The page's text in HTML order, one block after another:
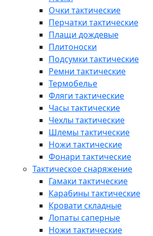
Очки тактические
Перчатки тактические
Плащи дождевые
Плитоноски
Подсумки тактические
Ремни тактические
Термобелье
Фляги тактические
Часы тактические
Чехлы тактические
Шлемы тактические
Ножи тактические
Фонари тактические
Тактическое снаряжение
Гамаки тактические
Карабины тактические
Кровати складные
Лопаты саперные
Ножи тактические